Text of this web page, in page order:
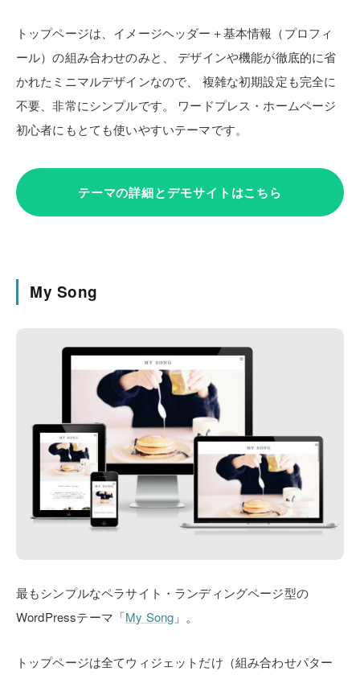
トップページは、イメージヘッダー＋基本情報（プロフィ
ール）の組み合わせのみと、
デザインや機能が徹底的に省
かれたミニマルデザインなので、
複雑な初期設定も完全に
不要、非常にシンプルです。
ワードプレス・ホームページ
初心者にもとても使いやすいテーマです。
テーマの詳細とデモサイトはこちら
My Song
最もシンプルなペラサイト・ランディングページ型の
WordPressテーマ「My Song 」。
トップページは全てウィジェットだけ（組み合わせパター